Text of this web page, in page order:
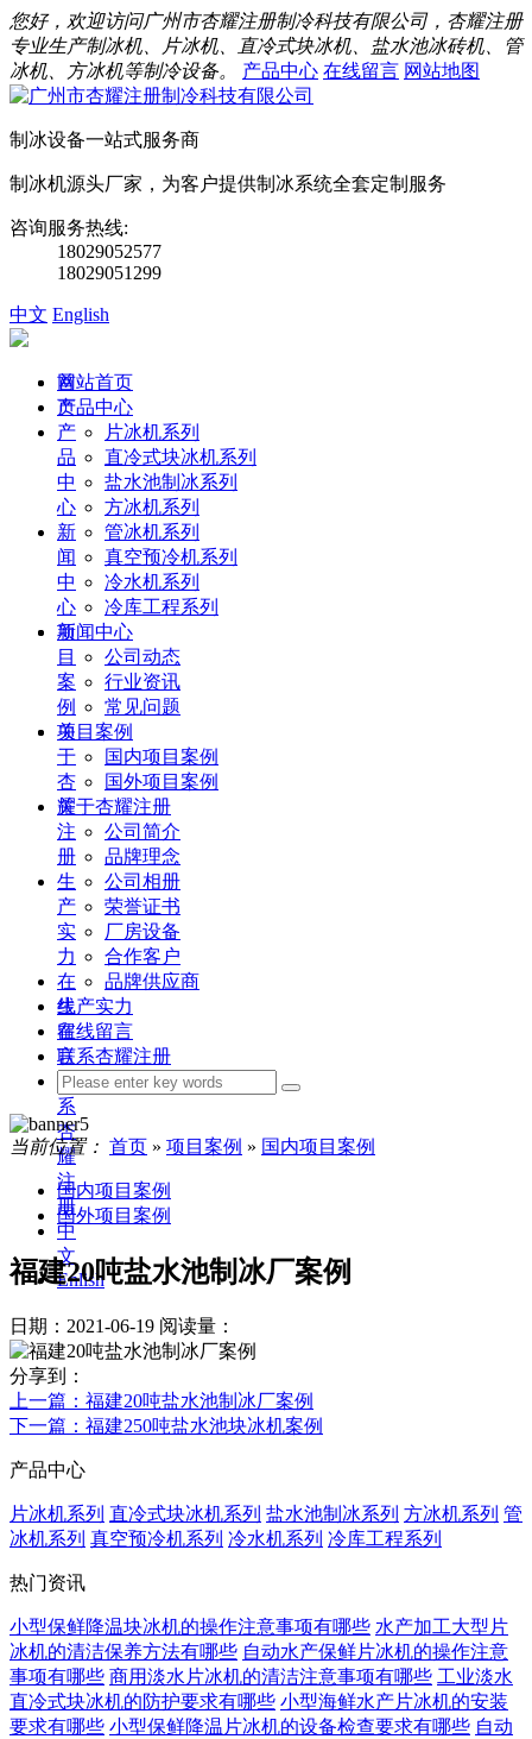
您好，欢迎访问广州市杏耀注册制冷科技有限公司，杏耀注册
专业生产制冰机、片冰机、直冷式块冰机、盐水池冰砖机、管
冰机、方冰机等制冷设备。
产品中心 在线留言 网站地图
制冰设备一站式服务商
制冰机源头厂家，为客户提供制冰系统全套定制服务
咨询服务热线:
18029052577
18029051299
中文 English
首
页
产
品
中
心
新
闻
中
心
项
目
案
例
关
于
杏
耀
注
册
生
产
实
力
在
线
留
言
联
系
杏
耀
注
册
中
文
Enlish
网站首页
产品中心
片冰机系列
直冷式块冰机系列
盐水池制冰系列
方冰机系列
管冰机系列
真空预冷机系列
冷水机系列
冷库工程系列
新闻中心
公司动态
行业资讯
常见问题
项目案例
国内项目案例
国外项目案例
关于杏耀注册
公司简介
品牌理念
公司相册
荣誉证书
厂房设备
合作客户
品牌供应商
生产实力
在线留言
联系杏耀注册
当前位置： 首页 » 项目案例 » 国内项目案例
国内项目案例
国外项目案例
福建20吨盐水池制冰厂案例
日期：2021-06-19 阅读量：
分享到：
上一篇 ：福建20吨盐水池制冰厂案例
下一篇 ：福建250吨盐水池块冰机案例
产品中心
片冰机系列 直冷式块冰机系列 盐水池制冰系列 方冰机系列 管
冰机系列 真空预冷机系列 冷水机系列 冷库工程系列
热门资讯
小型保鲜降温块冰机的操作注意事项有哪些 水产加工大型片
冰机的清洁保养方法有哪些 自动水产保鲜片冰机的操作注意
事项有哪些 商用淡水片冰机的清洁注意事项有哪些 工业淡水
直冷式块冰机的防护要求有哪些 小型海鲜水产片冰机的安装
要求有哪些 小型保鲜降温片冰机的设备检查要求有哪些 自动